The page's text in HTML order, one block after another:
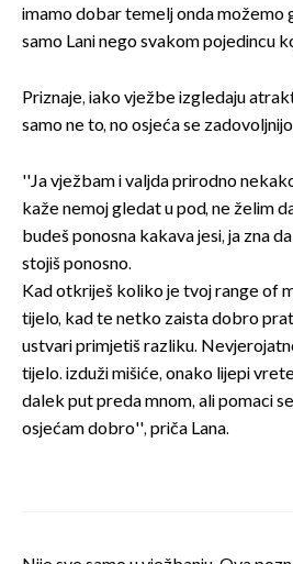
imamo dobar temelj onda možemo
samo Lani nego svakom pojedincu
Priznaje, iako vježbe izgledaju
samo ne to, no osjeća se
''Ja vježbam i valjda prirodno
kaže nemoj gledat u pod, ne želim
budeš ponosna kakava jesi, ja zna
stojiš ponosno.
Kad otkriješ koliko je tvoj range of
tijelo, kad te netko zaista dobro
ustvari primjetiš razliku.
tijelo. izduži mišiće, onako lijepi
dalek put preda mnom, ali pomaci
osjećam dobro'', priča Lana.